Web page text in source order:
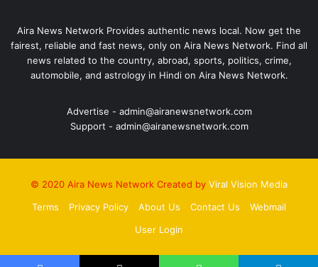
Aira News Network Provides authentic news local. Now get the
fairest, reliable and fast news, only on Aira News Network. Find all
news related to the country, abroad, sports, politics, crime,
automobile, and astrology in Hindi on Aira News Network.
Advertise - admin@airanewsnetwork.com
Support - admin@airanewsnetwork.com
© 2020 Aira News Network Created by Viral Vision Media
Terms
Privacy Policy About Us Contact Us
Webmail
User Login